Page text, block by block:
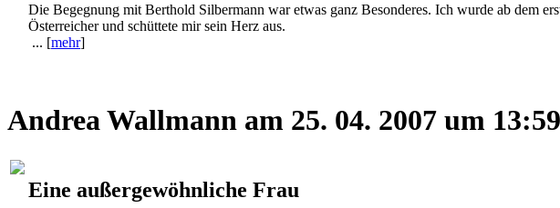
Österreicher und schüttete mir sein Herz aus.
... [mehr]
Andrea Wallmann am 25. 04. 2007 um 13:59